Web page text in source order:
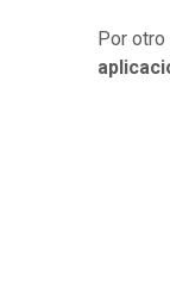
Por